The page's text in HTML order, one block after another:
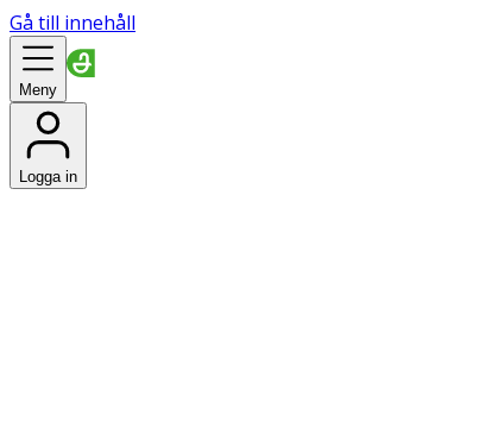
Gå till innehåll
Meny
Logga in